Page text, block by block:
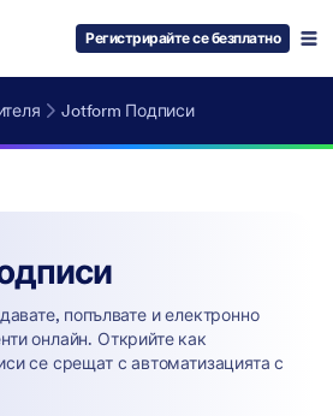
Регистрирайте се безплатно
Jotform Подписи
попълвате и електронно
онлайн. Открийте как
се срещат с автоматизацията с